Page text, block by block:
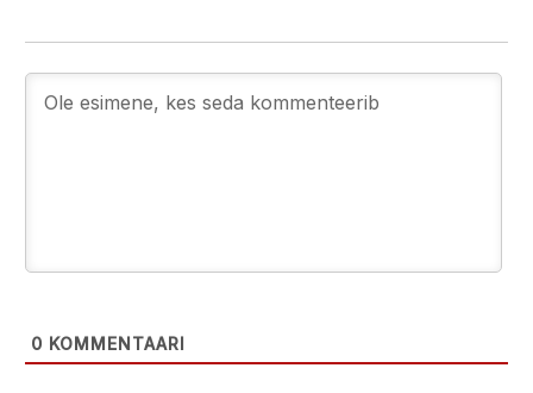
0 KOMMENTAARI